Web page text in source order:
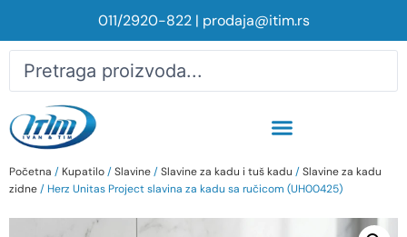
011/2920-822| prodaja@itim.rs
Početna / Kupatilo/Slavine/Slavine za kadu i tuš kadu /Slavine za kadu
zidne/ Herz Unitas Project slavina za kadu sa ručicom (UH00425)